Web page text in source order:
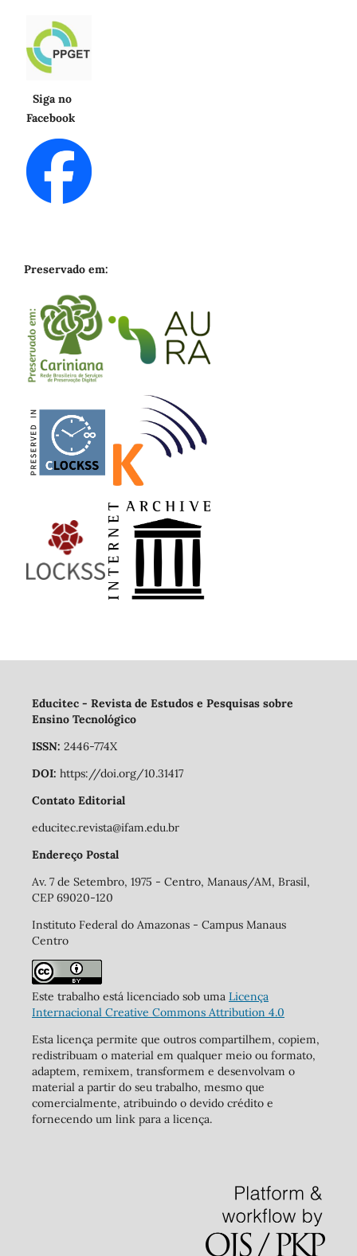
Siga no
Facebook
Preservado em:
Educitec - Revista de Estudos e Pesquisas sobre
Ensino Tecnológico
ISSN: 2446-774X
DOI: https://doi.org/10.31417
Contato Editorial
educitec.revista@ifam.edu.br
Endereço Postal
Av. 7 de Setembro, 1975 - Centro, Manaus/AM, Brasil,
CEP 69020-120
Instituto Federal do Amazonas - Campus Manaus
Centro
Este trabalho está licenciado sob uma Licença
Internacional Creative Commons Attribution 4.0
Esta licença permite que outros compartilhem, copiem,
redistribuam o material em qualquer meio ou formato,
adaptem, remixem, transformem e desenvolvam o
material a partir do seu trabalho, mesmo que
comercialmente, atribuindo o devido crédito e
fornecendo um link para a licença.